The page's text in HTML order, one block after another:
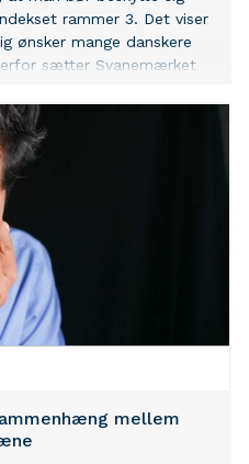
rammer 3. Det viser
ønsker mange danskere
sætter Svanemærket
mellem